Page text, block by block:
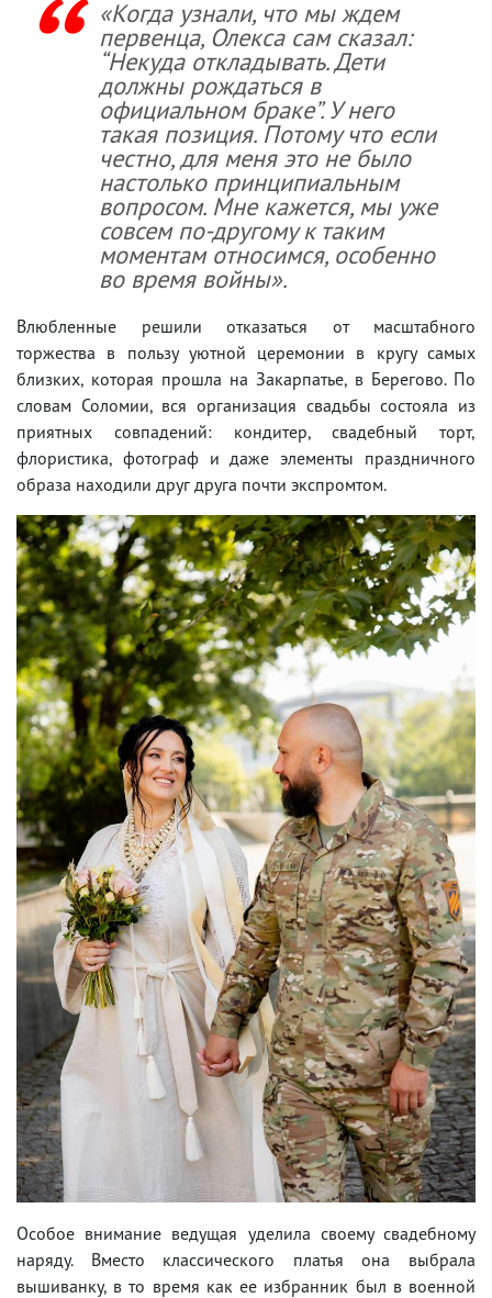
«Когда узнали, что мы ждем
первенца, Олекса сам сказал:
“Некуда откладывать. Дети
должны рождаться в
официальном браке”. У него
такая позиция. Потому что если
честно, для меня это не было
настолько принципиальным
вопросом. Мне кажется, мы уже
совсем по-другому к таким
моментам относимся, особенно
во время войны».
Влюбленные решили отказаться от масштабного
торжества в пользу уютной церемонии в кругу самых
близких, которая прошла на Закарпатье, в Берегово. По
словам Соломии, вся организация свадьбы состояла из
приятных совпадений: кондитер, свадебный торт,
флористика, фотограф и даже элементы праздничного
образа находили друг друга почти экспромтом.
Особое внимание ведущая уделила своему свадебному
наряду. Вместо классического платья она выбрала
вышиванку, в то время как ее избранник был в военной